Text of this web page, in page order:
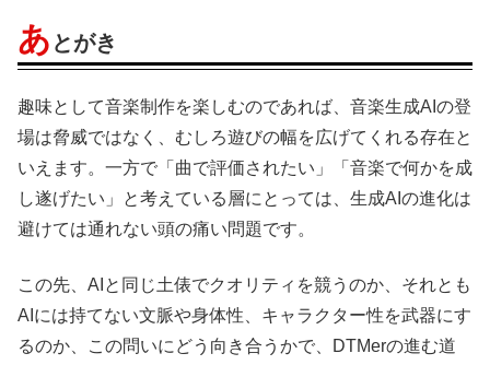
あ とがき
趣味として音楽制作を楽しむのであれば、音楽生成AIの登
場は脅威ではなく、むしろ遊びの幅を広げてくれる存在と
いえます。一方で「曲で評価されたい」「音楽で何かを成
し遂げたい」と考えている層にとっては、生成AIの進化は
避けては通れない頭の痛い問題です。
この先、AIと同じ土俵でクオリティを競うのか、それとも
AIには持てない文脈や身体性、キャラクター性を武器にす
るのか、この問いにどう向き合うかで、DTMerの進む道